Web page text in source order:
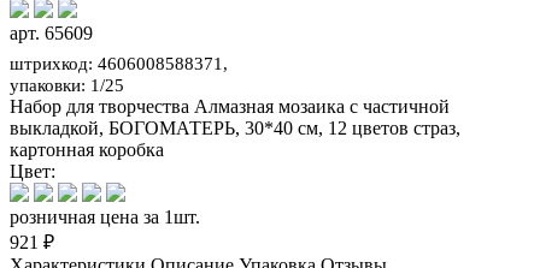
арт. 65609
штрихкод: 4606008588371,
упаковки: 1/25
Набор для творчества Алмазная мозаика с частичной
выкладкой, БОГОМАТЕРЬ, 30*40 см, 12 цветов страз,
картонная коробка
Цвет:
розничная цена за 1шт.
921 ₽